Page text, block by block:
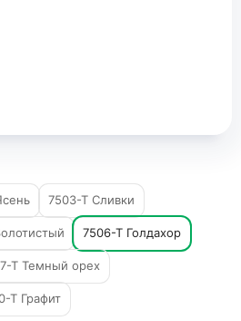
7503-Т Сливки
7506-Т Голдахор
Т Темный орех
Т Графит